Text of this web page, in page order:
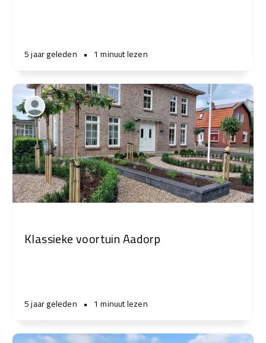
5 jaar geleden • 1 minuut lezen
Klassieke voortuin Aadorp
5 jaar geleden • 1 minuut lezen